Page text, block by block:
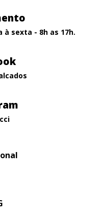
sexta - 8h as 17h.